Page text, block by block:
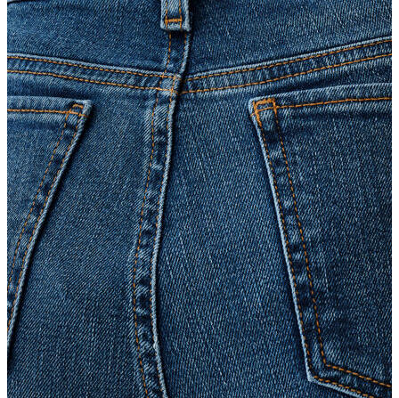
Atlet
Elbise
Eşofman Altı
Mont
Kazak
Yelek
Yağmurluk
Trenchcoat
Kaban
ERKEK
ERKEK
Jean Pantolon
Pantolon
Sweatshirt
Gömlek
Ceket
Eşofman Altı
T-shirt
Polo K.Kol
Hırka
Kazak
Mont
Kaban